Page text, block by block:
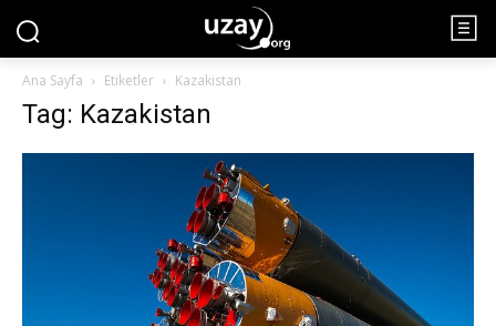
Ana Sayfa Etiketler Kazakistan
Tag: Kazakistan